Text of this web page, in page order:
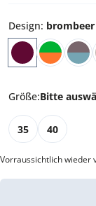
Design: brombeer
Größe:Bitte
35 40
Vorraussichtlich wieder